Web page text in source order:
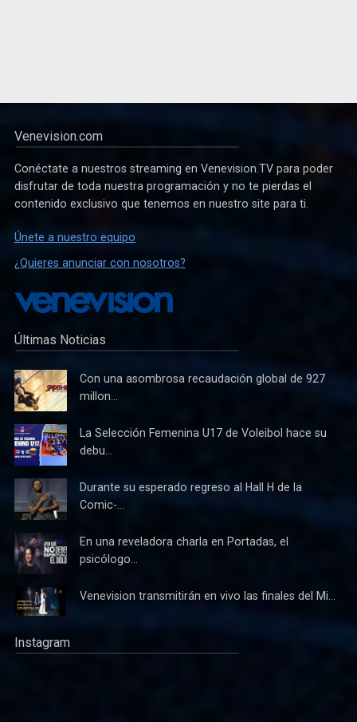
Venevision.com
Conéctate a nuestros streaming en Venevision.TV para poder
disfrutar de toda nuestra programación y no te pierdas el
contenido exclusivo que tenemos en nuestro site para ti.
Únete a nuestro equipo
¿Quieres anunciar con nosotros?
Últimas Noticias
Con una asombrosa recaudación global de 927
millon...
La Selección Femenina U17 de Voleibol hace su
debu...
Durante su esperado regreso al Hall H de la
Comic-...
En una reveladora charla en Portadas, el
psicólogo...
Venevision transmitirán en vivo las finales del Mi...
Instagram